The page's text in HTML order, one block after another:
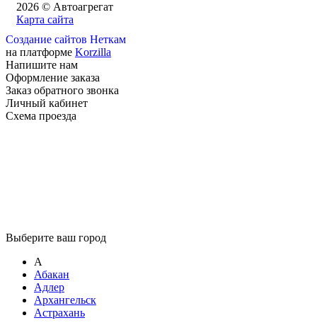
2026 © Автоагрегат
Карта сайта
Создание сайтов Неткам
на платформе Korzilla
Напишите нам
Оформление заказа
Заказ обратного звонка
Личный кабинет
Схема проезда
Выберите ваш город
А
Абакан
Адлер
Архангельск
Астрахань